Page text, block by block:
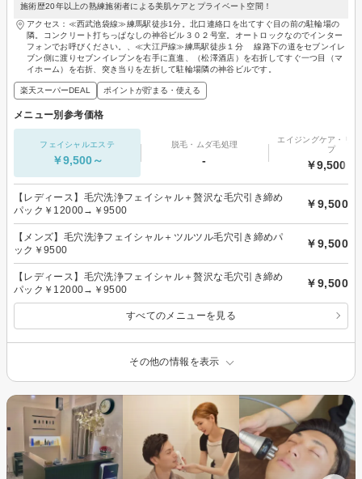
施術歴20年以上の熟練施術者による美肌ケアとプライベート空間！
アクセス：≪西武池袋線≫練馬駅徒歩1分。北口連絡口を出てすぐ目の前の駐輪場の
隣。コンクリート打ちっぱなしの神谷ビル３０２号室。オートロックなのでインター
フォンでお呼びください。、≪大江戸線≫練馬駅徒歩１分 線路下の道をセブンイレ
ブン側に渡りセブンイレブンを右手に直進、（松澤酒店）を右折してすぐ一つ目（マ
イホーム）を右折、突き当りを左折して駐輪場隣の神谷ビルです。
楽天スーパーDEAL ポイントが貯まる・使える
メニュー別参考価格
フェイシャルエステ
￥9,500～
脱毛・ムダ毛処理
-
エイジングケア・リ
プ
￥9,500～
【レディース】毛穴洗浄フェイシャル＋贅沢な毛穴引き締め
パック￥12000→￥9500
￥9,500
【メンズ】毛穴洗浄フェイシャル＋ツルツル毛穴引き締めパ
ック￥9500
￥9,500
【レディース】毛穴洗浄フェイシャル＋贅沢な毛穴引き締め
パック￥12000→￥9500
￥9,500
すべてのメニューを見る
その他の情報を表示